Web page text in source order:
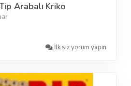
Arabalı Kriko
İlk siz yorum yapın